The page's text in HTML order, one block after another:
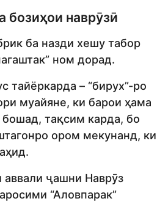
бозиҳои наврӯзӣ
ба назди хешу табор
ном дорад.
тайёркарда – “бирух”-ро
муайяне, ки барои ҳама
тақсим карда, бо
ором мекунанд, ки
аввали ҷашни Наврӯз
“Аловпарак”